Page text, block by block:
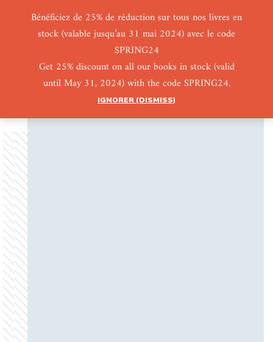
Bénéficiez de 25% de réduction sur tous nos livres en
stock (valable jusqu’au 31 mai 2024) avec le code
SPRING24
Get 25% discount on all our books in stock (valid
until May 31, 2024) with the code SPRING24.
IGNORER (DISMISS)
0 0